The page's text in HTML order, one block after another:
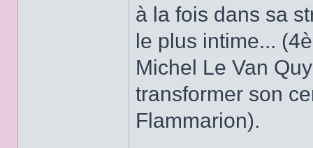
à la fois dans sa
le plus intime...
Michel Le Van
transformer son
Flammarion).